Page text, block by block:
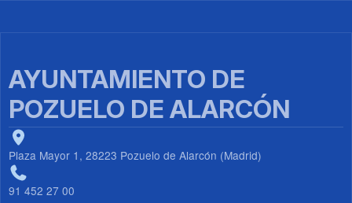
AYUNTAMIENTO DE
POZUELO DE ALARCÓN
Plaza Mayor 1, 28223 Pozuelo de Alarcón (Madrid)
91 452 27 00